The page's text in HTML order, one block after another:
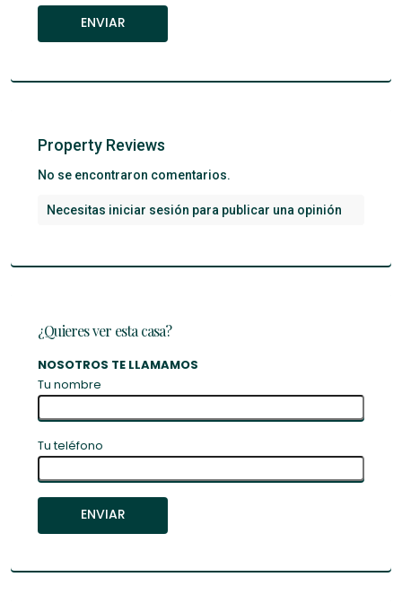
Property Reviews
No se encontraron comentarios.
Necesitas iniciar sesión para publicar una opinión
¿Quieres ver esta casa?
NOSOTROS TE LLAMAMOS
Tu nombre
Tu teléfono